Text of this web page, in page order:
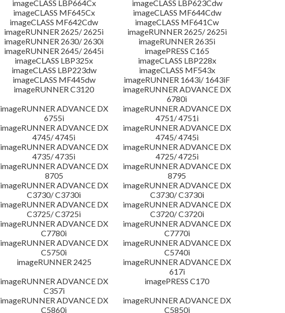
imageCLASS LBP664Cx
imageCLASS LBP623Cdw
imageCLASS MF645Cx
imageCLASS MF644Cdw
imageCLASS MF642Cdw
imageCLASS MF641Cw
imageRUNNER 2625/ 2625i
imageRUNNER 2625/ 2625i
imageRUNNER 2630/ 2630i
imageRUNNER 2635i
imageRUNNER 2645/ 2645i
imagePRESS C165
imageCLASS LBP325x
imageCLASS LBP228x
imageCLASS LBP223dw
imageCLASS MF543x
imageCLASS MF445dw
imageRUNNER 1643i/ 1643iF
imageRUNNER C3120
imageRUNNER ADVANCE DX
6780i
imageRUNNER ADVANCE DX
6755i
imageRUNNER ADVANCE DX
4751/ 4751i
imageRUNNER ADVANCE DX
4745/ 4745i
imageRUNNER ADVANCE DX
4745/ 4745i
imageRUNNER ADVANCE DX
4735/ 4735i
imageRUNNER ADVANCE DX
4725/ 4725i
imageRUNNER ADVANCE DX
8705
imageRUNNER ADVANCE DX
8795
imageRUNNER ADVANCE DX
C3730/ C3730i
imageRUNNER ADVANCE DX
C3730/ C3730i
imageRUNNER ADVANCE DX
C3725/ C3725i
imageRUNNER ADVANCE DX
C3720/ C3720i
imageRUNNER ADVANCE DX
C7780i
imageRUNNER ADVANCE DX
C7770i
imageRUNNER ADVANCE DX
C5750i
imageRUNNER ADVANCE DX
C5740i
imageRUNNER 2425
imageRUNNER ADVANCE DX
617i
imageRUNNER ADVANCE DX
C357i
imagePRESS C170
imageRUNNER ADVANCE DX
C5860i
imageRUNNER ADVANCE DX
C5850i